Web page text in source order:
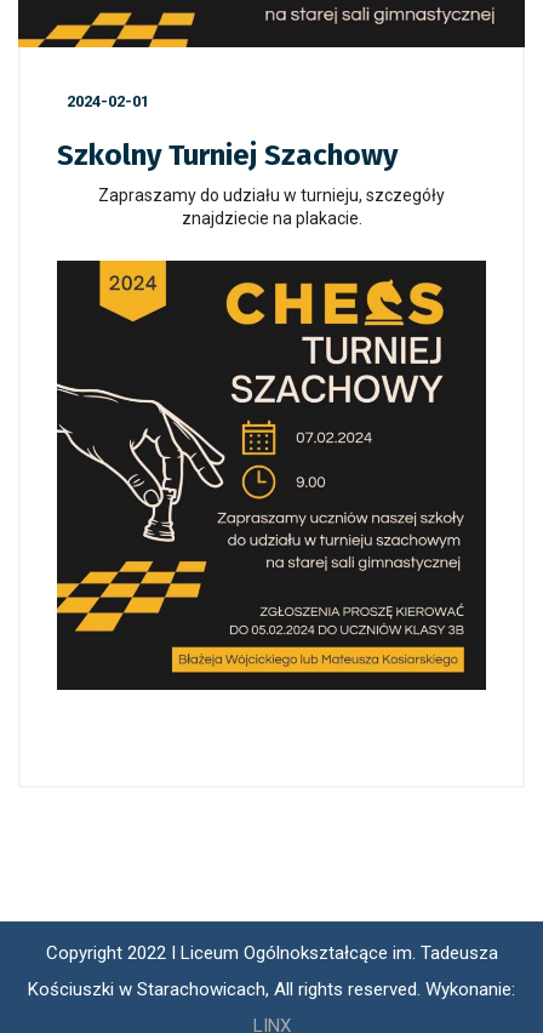
2024-02-01
Szkolny Turniej Szachowy
Zapraszamy do udziału w turnieju, szczegóły
znajdziecie na plakacie.
Copyright 2022 I Liceum Ogólnokształcące im. Tadeusza
Kościuszki w Starachowicach, All rights reserved. Wykonanie:
LINX